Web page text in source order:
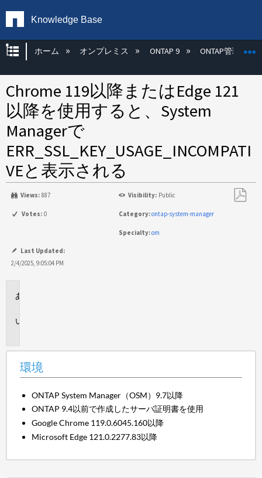
Knowledge Base
グローバル階層を展開/折りたたむ
ホーム オンプレミス ONTAP 9 ONTAP管理
Chrome 119以降またはEdge 121
以降を使用すると、System
Managerで
ERR_SSL_KEY_USAGE_INCOMPATI
VEと表示される
Views: 887 Visibility: Public
Votes: 0 Category:ontap-system-manager
Specialty:om
Last Updated:
2/4/2025, 9:05:04 PM
環境
ONTAP System Manager（OSM）9.7以降
ONTAP 9.4以前で作成したサーバ証明書を使用
Google Chrome 119.0.6045.160以降
Microsoft Edge 121.0.2277.83以降